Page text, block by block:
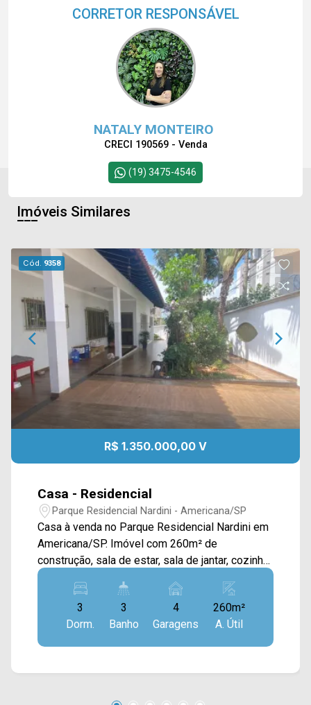
CORRETOR RESPONSÁVEL
NATALY MONTEIRO
CRECI 190569 - Venda
(19) 3475-4546
Imóveis Similares
Cód. 9358
R$ 1.350.000,00 V
Casa - Residencial
Parque Residencial Nardini - Americana/SP
Casa à venda no Parque Residencial Nardini em
Americana/SP. Imóvel com 260m² de
construção, sala de estar, sala de jantar, cozinha
com armários planejados, área de serviço
coberta, despensa. > 03 dormitórios; > 03
banheiros, sendo 01 lavabo e um suíte; > 04
vagas de garagem; Localizada próximo ao
Botânico, Parque ecológico, supermercados,
rodovia Luiz de Queiroz. Entre em contato com a
3
Dorm.
3
Banho
4
Garagens
260m²
A. Útil